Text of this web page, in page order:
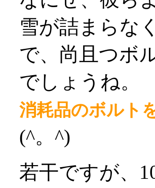
雪が詰まらな
で、尚且つボ
でしょうね。
消耗品のボルト
(^。^)
若干ですが、